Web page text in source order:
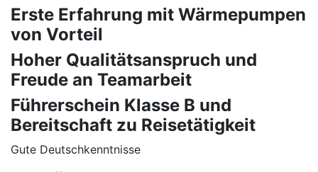
Erste Erfahrung mit Wärmepumpen
von Vorteil
Hoher Qualitätsanspruch und
Freude an Teamarbeit
Führerschein Klasse B und
Bereitschaft zu Reisetätigkeit
Gute Deutschkenntnisse